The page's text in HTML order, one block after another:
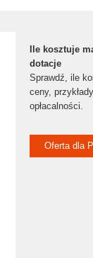
Ile kosztuje
dotacje
Sprawdź, ile
ceny,
opłacalności.
Oferta dla